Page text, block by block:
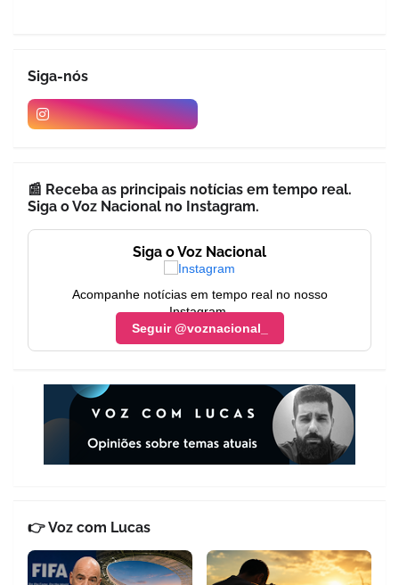
Siga-nós
📰 Receba as principais notícias em tempo real.
Siga o Voz Nacional no Instagram.
Siga o Voz Nacional
Acompanhe notícias em tempo real no nosso
Instagram.
Seguir @voznacional_
👉 Voz com Lucas